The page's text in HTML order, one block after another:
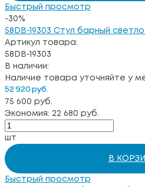
Быстрый просмотр
-30%
58DB-19303 Стул барный
Артикул товара:
58DB-19303
В наличии:
Наличие товара уточняйте у
52 920 руб.
75 600 руб.
Экономия: 22 680 руб.
шт
В
Быстрый просмотр